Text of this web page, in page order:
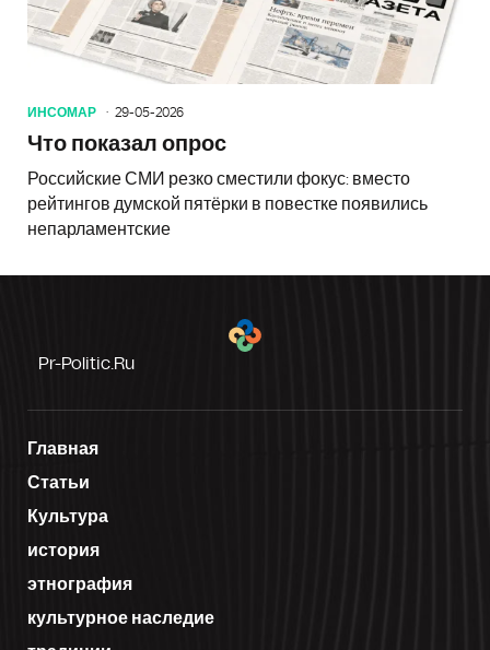
ИНСОМАР 29-05-2026
Что показал опрос
Российские СМИ резко сместили фокус: вместо
рейтингов думской пятёрки в повестке появились
непарламентские
Pr-Politic.ru
Главная
Статьи
Культура
история
этнография
культурное наследие